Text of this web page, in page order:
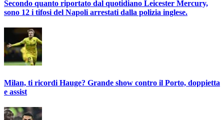
Secondo quanto riportato dal quotidiano Leicester Mercury,
sono 12 i tifosi del Napoli arrestati dalla polizia inglese.
Milan, ti ricordi Hauge? Grande show contro il Porto, doppietta
e assist